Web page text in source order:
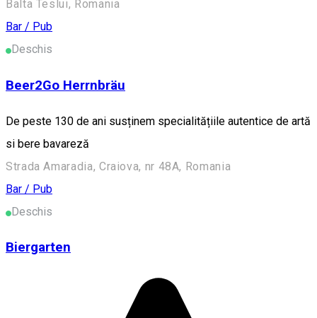
Balta Teslui, Romania
Bar / Pub
Deschis
Beer2Go Herrnbräu
De peste 130 de ani susținem specialitățiile autentice de artă
si bere bavareză
Strada Amaradia, Craiova, nr 48A, Romania
Bar / Pub
Deschis
Biergarten